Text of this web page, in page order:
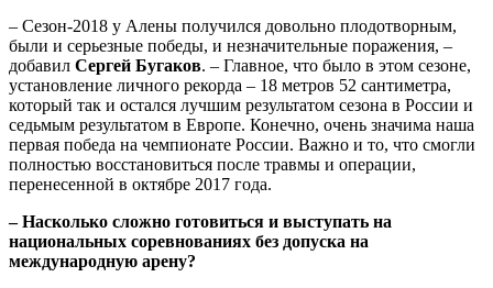
– Сезон-2018 у Алены получился довольно плодотворным,
были и серьезные победы, и незначительные поражения, –
добавил Сергей Бугаков. – Главное, что было в этом сезоне,
установление личного рекорда – 18 метров 52 сантиметра,
который так и остался лучшим результатом сезона в России и
седьмым результатом в Европе. Конечно, очень значима наша
первая победа на чемпионате России. Важно и то, что смогли
полностью восстановиться после травмы и операции,
перенесенной в октябре 2017 года.
– Насколько сложно готовиться и выступать на
национальных соревнованиях без допуска на
международную арену?